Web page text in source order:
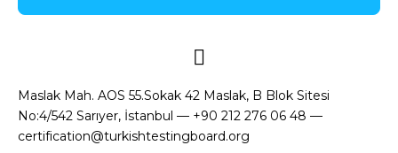
Maslak Mah. AOS 55.Sokak 42 Maslak, B Blok Sitesi
No:4/542 Sarıyer, İstanbul — +90 212 276 06 48 —
certification@turkishtestingboard.org